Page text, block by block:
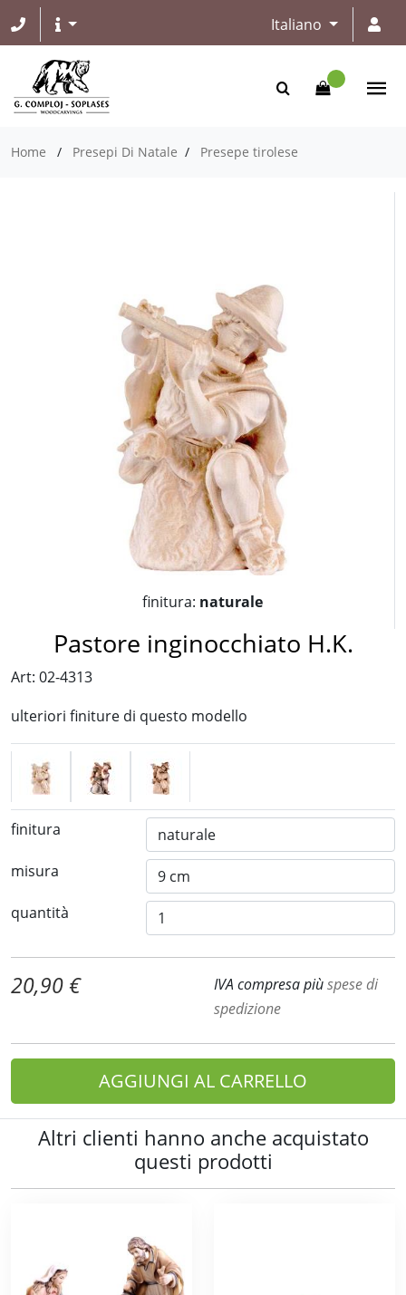
Italiano
Home / Presepi Di Natale / Presepe tirolese
finitura: naturale
Pastore inginocchiato H.K.
Art: 02-4313
ulteriori finiture di questo modello
finitura
misura
quantità
20,90 € IVA compresa piùspese di
spedizione
AGGIUNGI AL CARRELLO
Altri clienti hanno anche acquistato
questi prodotti